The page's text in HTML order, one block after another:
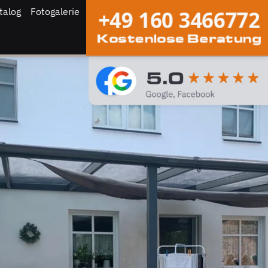
Fotogalerie +49 160 3466772
Kostenlose Beratung